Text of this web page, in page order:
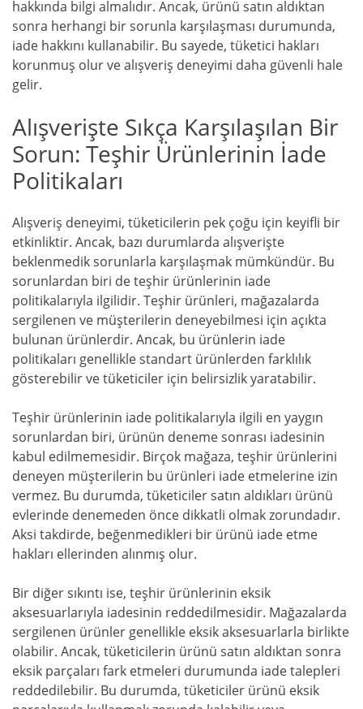
hakkında bilgi almalıdır. Ancak, ürünü satın aldıktan
sonra herhangi bir sorunla karşılaşması durumunda,
iade hakkını kullanabilir. Bu sayede, tüketici hakları
korunmuş olur ve alışveriş deneyimi daha güvenli hale
gelir.
Alışverişte Sıkça Karşılaşılan Bir
Sorun: Teşhir Ürünlerinin İade
Politikaları
Alışveriş deneyimi, tüketicilerin pek çoğu için keyifli bir
etkinliktir. Ancak, bazı durumlarda alışverişte
beklenmedik sorunlarla karşılaşmak mümkündür. Bu
sorunlardan biri de teşhir ürünlerinin iade
politikalarıyla ilgilidir. Teşhir ürünleri, mağazalarda
sergilenen ve müşterilerin deneyebilmesi için açıkta
bulunan ürünlerdir. Ancak, bu ürünlerin iade
politikaları genellikle standart ürünlerden farklılık
gösterebilir ve tüketiciler için belirsizlik yaratabilir.
Teşhir ürünlerinin iade politikalarıyla ilgili en yaygın
sorunlardan biri, ürünün deneme sonrası iadesinin
kabul edilmemesidir. Birçok mağaza, teşhir ürünlerini
deneyen müşterilerin bu ürünleri iade etmelerine izin
vermez. Bu durumda, tüketiciler satın aldıkları ürünü
evlerinde denemeden önce dikkatli olmak zorundadır.
Aksi takdirde, beğenmedikleri bir ürünü iade etme
hakları ellerinden alınmış olur.
Bir diğer sıkıntı ise, teşhir ürünlerinin eksik
aksesuarlarıyla iadesinin reddedilmesidir. Mağazalarda
sergilenen ürünler genellikle eksik aksesuarlarla birlikte
olabilir. Ancak, tüketicilerin ürünü satın aldıktan sonra
eksik parçaları fark etmeleri durumunda iade talepleri
reddedilebilir. Bu durumda, tüketiciler ürünü eksik